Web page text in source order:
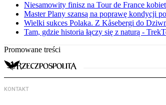
Niesamowity finisz na Tour de France
Master Plany szansą na poprawę kondycji
Wielki sukces Polaka. Z Kåsebergi do
Tam, gdzie historia łączy się z naturą -
Promowane treści
KONTAKT